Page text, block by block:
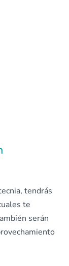
tendrás
te
serán